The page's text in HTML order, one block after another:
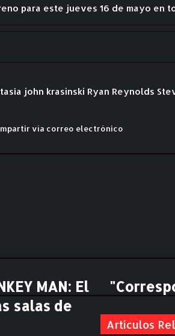
para este jueves 16 de mayo en
john krasinski Ryan Reynolds
vía correo electrónico
MAN: El
salas de
"
C
r
r
Artículos